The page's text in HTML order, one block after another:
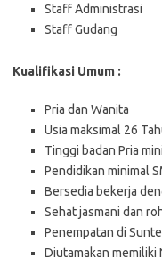
Staff Administrasi
Staff Gudang
Kualifikasi Umum :
Pria dan Wanita
Usia maksimal 26
Tinggi badan Pria
Pendidikan minimal
Bersedia bekerja
Sehat jasmani dan
Penempatan di
Diutamakan memiliki